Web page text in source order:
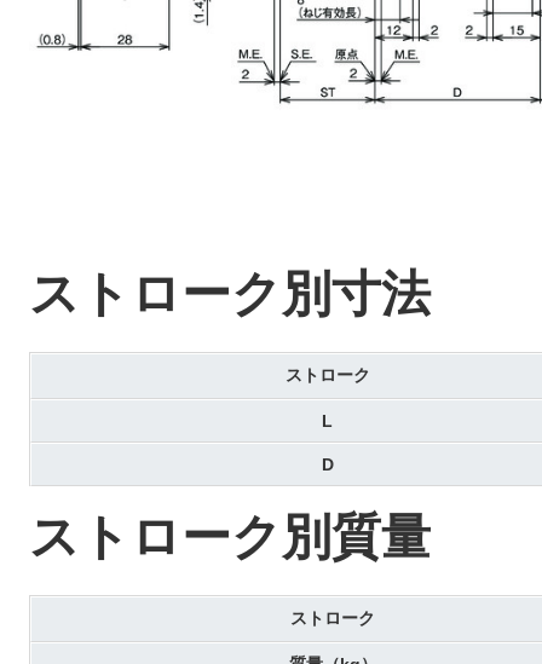
ストローク別寸法
ストローク
L
D
ストローク別質量
ストローク